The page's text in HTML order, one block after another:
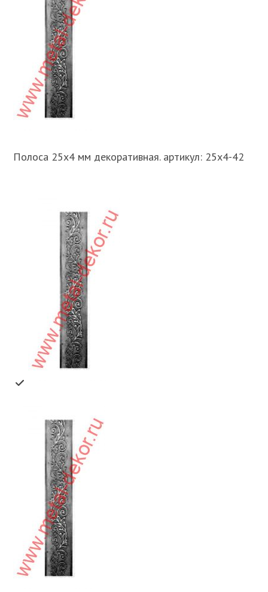
Полоса 25х4 мм декоративная. артикул: 25х4-42